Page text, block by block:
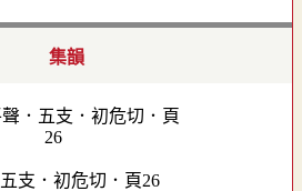
集韻
支．初危切．頁26